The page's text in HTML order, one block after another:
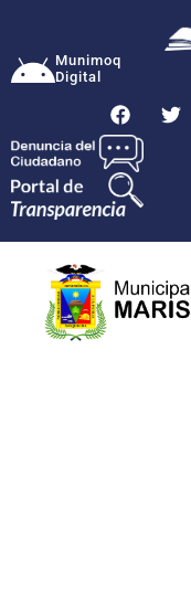
Munimoq
Digital